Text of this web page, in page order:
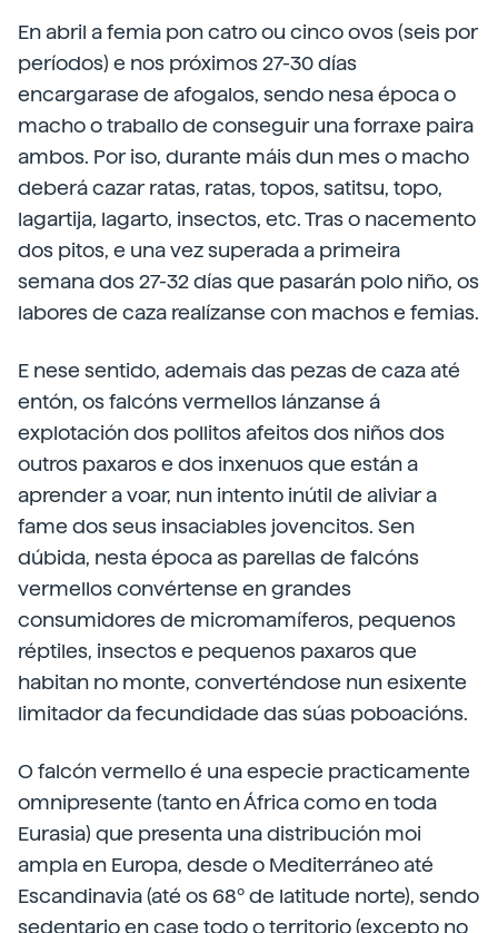
En abril a femia pon catro ou cinco ovos (seis por
períodos) e nos próximos 27-30 días
encargarase de afogalos, sendo nesa época o
macho o traballo de conseguir una forraxe paira
ambos. Por iso, durante máis dun mes o macho
deberá cazar ratas, ratas, topos, satitsu, topo,
lagartija, lagarto, insectos, etc. Tras o nacemento
dos pitos, e una vez superada a primeira
semana dos 27-32 días que pasarán polo niño, os
labores de caza realízanse con machos e femias.
E nese sentido, ademais das pezas de caza até
entón, os falcóns vermellos lánzanse á
explotación dos pollitos afeitos dos niños dos
outros paxaros e dos inxenuos que están a
aprender a voar, nun intento inútil de aliviar a
fame dos seus insaciables jovencitos. Sen
dúbida, nesta época as parellas de falcóns
vermellos convértense en grandes
consumidores de micromamíferos, pequenos
réptiles, insectos e pequenos paxaros que
habitan no monte, converténdose nun esixente
limitador da fecundidade das súas poboacións.
O falcón vermello é una especie practicamente
omnipresente (tanto en África como en toda
Eurasia) que presenta una distribución moi
ampla en Europa, desde o Mediterráneo até
Escandinavia (até os 68º de latitude norte), sendo
sedentario en case todo o territorio (excepto no